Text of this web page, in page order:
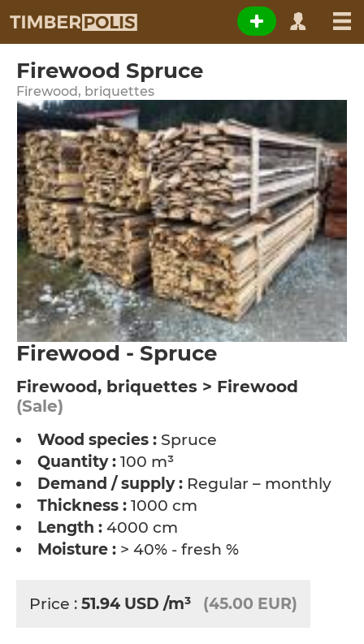
Firewood Spruce
Firewood, briquettes
Firewood - Spruce
Firewood, briquettes > Firewood
(Sale)
Wood species : Spruce
Quantity : 100 m³
Demand / supply : Regular – monthly
Thickness : 1000 cm
Length : 4000 cm
Moisture : > 40% - fresh %
Price : 51.94 USD /m³ (45.00 EUR)